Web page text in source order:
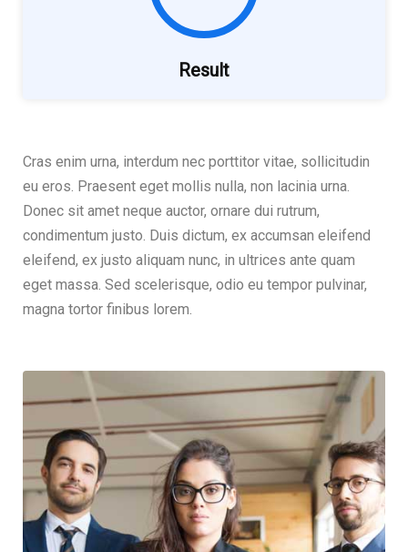
Result
Cras enim urna, interdum nec porttitor vitae, sollicitudin
eu eros. Praesent eget mollis nulla, non lacinia urna.
Donec sit amet neque auctor, ornare dui rutrum,
condimentum justo. Duis dictum, ex accumsan eleifend
eleifend, ex justo aliquam nunc, in ultrices ante quam
eget massa. Sed scelerisque, odio eu tempor pulvinar,
magna tortor finibus lorem.